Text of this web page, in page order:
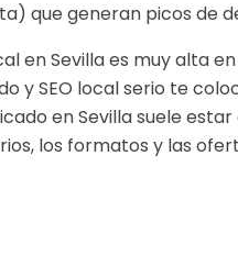
que generan picos
en Sevilla es muy alta
y SEO local serio te
enSevillasuele estar
los formatos y las